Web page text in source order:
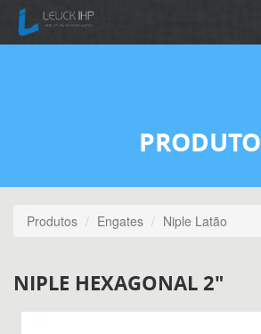
PRODUTO
Produtos Engates Niple Latão
NIPLE HEXAGONAL 2"